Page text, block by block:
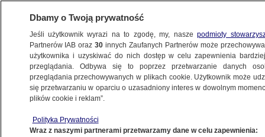
ŚWIAT
za ekstremizm. "Wybaczają swoim
Dbamy o Twoją prywatność
Jeśli użytkownik wyrazi na to zgodę, my, naszepodmioty
Partnerów IAB oraz30 innych Zaufanych Partnerów może
użytkownika i uzyskiwać do nich dostęp w celu zapewnienia
przeglądania. Odbywa się to poprzez przetwarzanie danych
przeglądania przechowywanych w plikach cookie. Użytkownik może
się przetwarzaniu w oparciu o uzasadniony interes w dowolnym
plików cookie i reklam”.
Polityka Prywatności
Wraz z naszymi partnerami przetwarzamy dane w celu zapewnienia: